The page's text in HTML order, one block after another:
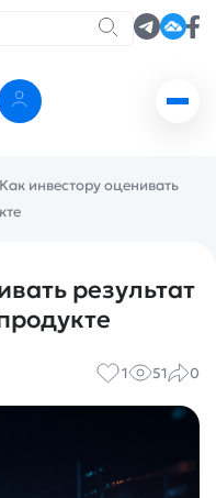
Как инвестору оценивать
результат
1 51 0